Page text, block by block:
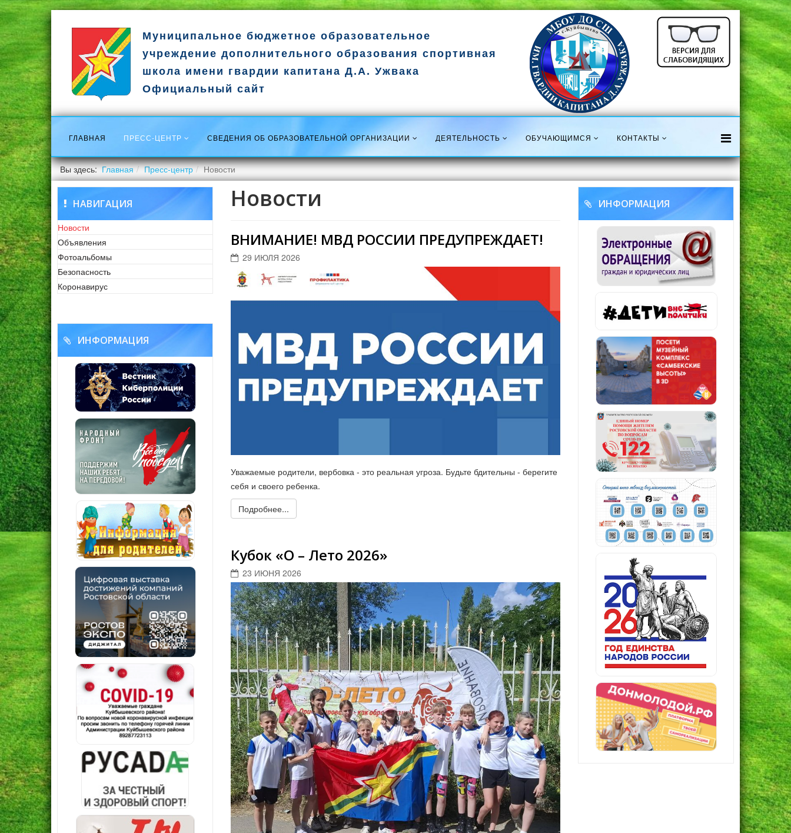
Муниципальное бюджетное образовательное
учреждение дополнительного образования спортивная
школа имени гвардии капитана Д.А. Ужвака
Официальный сайт
ГЛАВНАЯ ПРЕСС-ЦЕНТР СВЕДЕНИЯ ОБ ОБРАЗОВАТЕЛЬНОЙ ОРГАНИЗАЦИИ ДЕЯТЕЛЬНОСТЬ ОБУЧАЮЩИМСЯ КОНТАКТЫ
Вы здесь:Главная Пресс-центр Новости
НАВИГАЦИЯ
Новости
Объявления
Фотоальбомы
Безопасность
Коронавирус
ИНФОРМАЦИЯ
Новости
ВНИМАНИЕ! МВД РОССИИ ПРЕДУПРЕЖДАЕТ!
29 ИЮЛЯ 2026
Уважаемые родители, вербовка - это реальная угроза. Будьте бдительны - берегите
себя и своего ребенка.
Подробнее...
Кубок «О – Лето 2026»
23 ИЮНЯ 2026
ИНФОРМАЦИЯ